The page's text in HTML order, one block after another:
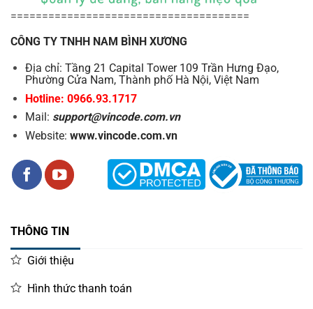
======================================
CÔNG TY TNHH NAM BÌNH XƯƠNG
Địa chỉ: Tầng 21 Capital Tower 109 Trần Hưng Đạo,
Phường Cửa Nam, Thành phố Hà Nội, Việt Nam
Hotline: 0966.93.1717
Mail: support@vincode.com.vn
Website: www.vincode.com.vn
THÔNG TIN
Giới thiệu
Hình thức thanh toán